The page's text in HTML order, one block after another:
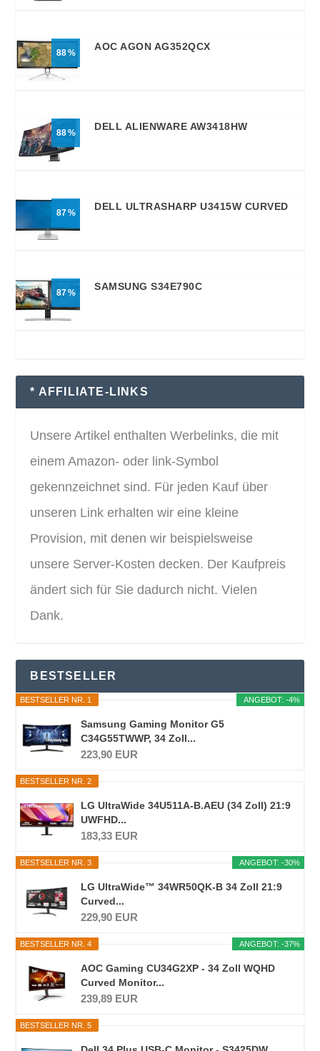
88
AOC AGON AG352QCX
88
DELL ALIENWARE AW3418HW
87
DELL ULTRASHARP U3415W CURVED
87
SAMSUNG S34E790C
* AFFILIATE-LINKS
Unsere Artikel enthalten Werbelinks, die mit
einem Amazon- oder link-Symbol
gekennzeichnet sind. Für jeden Kauf über
unseren Link erhalten wir eine kleine
Provision, mit denen wir beispielsweise
unsere Server-Kosten decken. Der Kaufpreis
ändert sich für Sie dadurch nicht. Vielen
Dank.
BESTSELLER
ANGEBOT: -4%
BESTSELLER NR. 1
Samsung Gaming Monitor G5
C34G55TWWP, 34 Zoll...
223,90 EUR
BESTSELLER NR. 2
LG UltraWide 34U511A-B.AEU (34 Zoll) 21:9
UWFHD...
183,33 EUR
ANGEBOT: -30%
BESTSELLER NR. 3
LG UltraWide™ 34WR50QK-B 34 Zoll 21:9
Curved...
229,90 EUR
ANGEBOT: -37%
BESTSELLER NR. 4
AOC Gaming CU34G2XP - 34 Zoll WQHD
Curved Monitor...
239,89 EUR
BESTSELLER NR. 5